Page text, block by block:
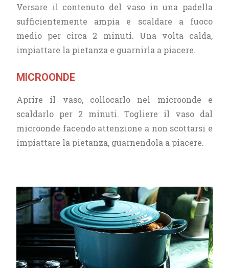
Versare il contenuto del vaso in una padella
sufficientemente ampia e scaldare a fuoco
medio per circa 2 minuti. Una volta calda,
impiattare la pietanza e guarnirla a piacere.
MICROONDE
Aprire il vaso, collocarlo nel microonde e
scaldarlo per 2 minuti. Togliere il vaso dal
microonde facendo attenzione a non scottarsi e
impiattare la pietanza, guarnendola a piacere.